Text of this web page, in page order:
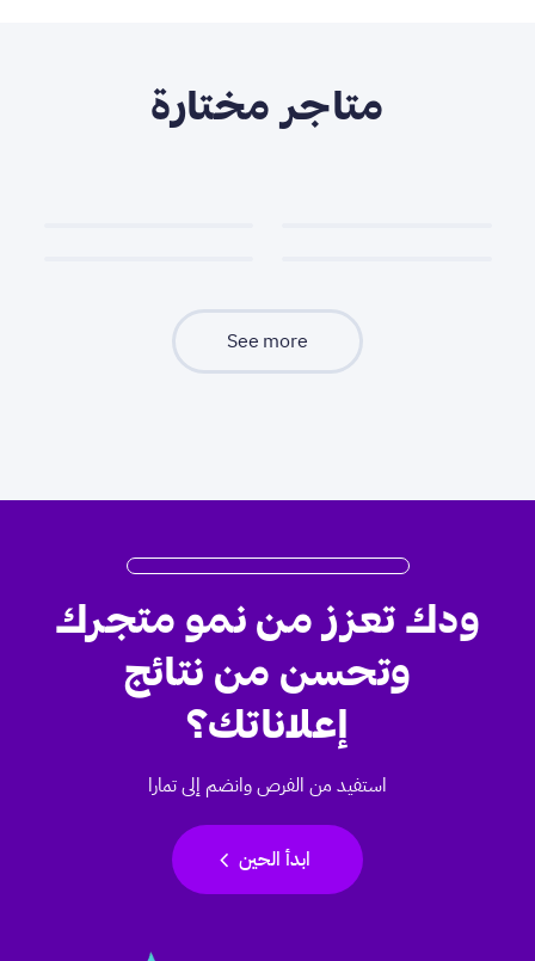
متاجر مختارة
See more
ودك تعزز من نمو متجرك
وتحسن من نتائج
إعلاناتك؟
استفيد من الفرص وانضم إلى تمارا
ابدأ الحين chevron_left